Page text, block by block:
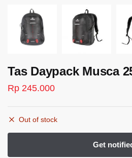
Tas Daypack Musca
Rp 245.000
Out of stock